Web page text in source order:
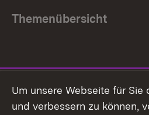
Themenübersicht
Facebook
Um unsere Webseite für
und verbessern zu können,